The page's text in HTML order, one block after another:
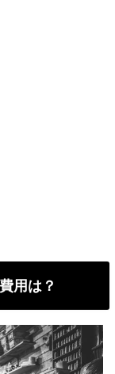
用は？